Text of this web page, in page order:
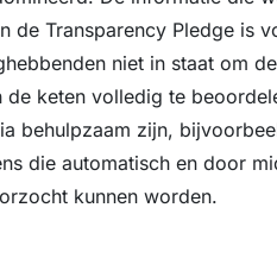
de Transparency Pledge is
niet in staat om de
keten volledig te
behulpzaam zijn,
die automatisch en door
kunnen worden.